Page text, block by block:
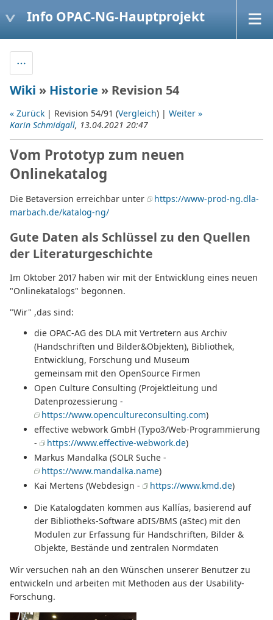
Info OPAC-NG-Hauptprojekt
Wiki » Historie » Revision 54
« Zurück | Revision 54/91 (Vergleich) | Weiter »
Karin Schmidgall, 13.04.2021 20:47
Vom Prototyp zum neuen
Onlinekatalog
Die Betaversion erreichbar unter
https://www-prod-ng.dla-
marbach.de/katalog-ng/
Gute Daten als Schlüssel zu den Quellen
der Literaturgeschichte
Im Oktober 2017 haben wir mit der Entwicklung eines neuen
"Onlinekatalogs" begonnen.
"Wir" ,das sind:
die OPAC-AG des DLA mit Vertretern aus Archiv
(Handschriften und Bilder&Objekten), Bibliothek,
Entwicklung, Forschung und Museum
gemeinsam mit den OpenSource Firmen
Open Culture Consulting (Projektleitung und
Datenprozessierung -
https://www.opencultureconsulting.com)
effective webwork GmbH (Typo3/Web-Programmierung
-
https://www.effective-webwork.de)
Markus Mandalka (SOLR Suche -
https://www.mandalka.name)
Kai Mertens (Webdesign -
https://www.kmd.de)
Die Katalogdaten kommen aus Kallías, basierend auf
der Bibliotheks-Software aDIS/BMS (aStec) mit den
Modulen zur Erfassung für Handschriften, Bilder &
Objekte, Bestände und zentralen Normdaten
Wir versuchen nah an den Wünschen unserer Benutzer zu
entwickeln und arbeiten mit Methoden aus der Usability-
Forschung.